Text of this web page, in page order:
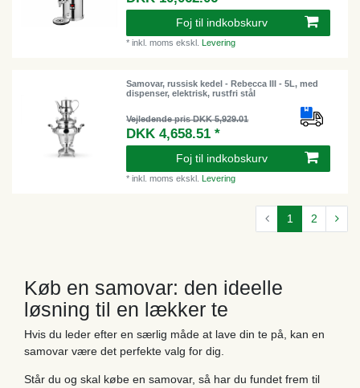
Foj til indkobskurv
*inkl. moms ekskl.Levering
Samovar, russisk kedel - Rebecca III - 5L, med
dispenser, elektrisk, rustfri stål
Vejledende pris DKK 5,929.01
DKK 4,658.51 *
Foj til indkobskurv
*inkl. moms ekskl.Levering
1 2
Køb en samovar: den ideelle
løsning til en lækker te
Hvis du leder efter en særlig måde at lave din te på, kan en
samovar være det perfekte valg for dig.
Står du og skal købe en samovar, så har du fundet frem til